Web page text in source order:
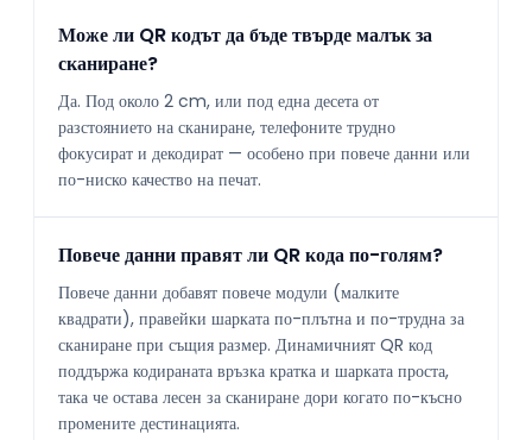
Може ли QR кодът да бъде твърде малък за
сканиране?
Да. Под около 2 cm, или под една десета от
разстоянието на сканиране, телефоните трудно
фокусират и декодират — особено при повече данни или
по-ниско качество на печат.
Повече данни правят ли QR кода по-голям?
Повече данни добавят повече модули (малките
квадрати), правейки шарката по-плътна и по-трудна за
сканиране при същия размер. Динамичният QR код
поддържа кодираната връзка кратка и шарката проста,
така че остава лесен за сканиране дори когато по-късно
промените дестинацията.